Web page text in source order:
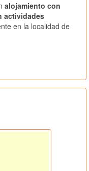
alojamiento con
actividades
en la localidad de